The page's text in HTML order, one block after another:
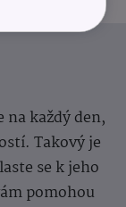
každý den,
Takový je
se k jeho
pomohou